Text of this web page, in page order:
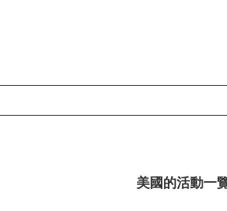
主要內容
美國的活動一